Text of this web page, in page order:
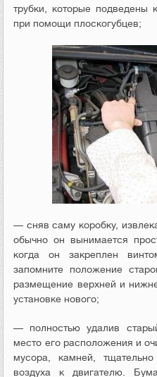
трубки, которые подведены
при помощи плоскогубцев;
— сняв саму коробку,
обычно он вынимается
когда он закреплен
запомните положение
размещение верхней и
установке нового;
— полностью удалив
место его расположения и
мусора, камней,
воздуха к двигателю.